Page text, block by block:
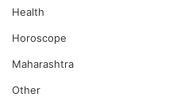
Health
Horoscope
Maharashtra
Other